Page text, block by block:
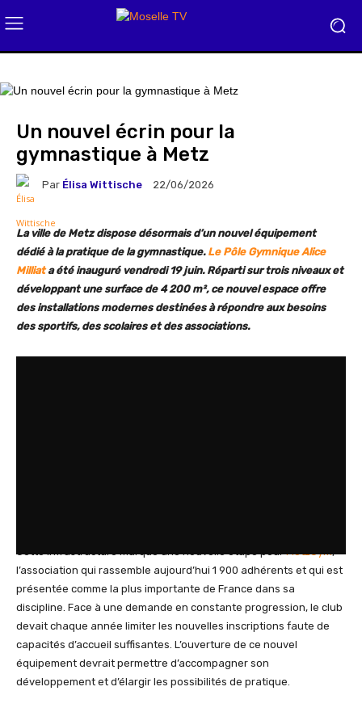
Un nouvel écrin pour la
gymnastique à Metz
Par Élisa Wittische 22/06/2026
La ville de Metz dispose désormais d’un nouvel équipement
dédié à la pratique de la gymnastique. Le Pôle Gymnique Alice
Milliata été inauguré vendredi 19 juin. Réparti sur trois niveaux et
développant une surface de 4 200 m², ce nouvel espace offre
des installations modernes destinées à répondre aux besoins
des sportifs, des scolaires et des associations.
l’association qui rassemble aujourd’hui 1 900 adhérents et qui est
présentée comme la plus importante de France dans sa
discipline. Face à une demande en constante progression, le club
devait chaque année limiter les nouvelles inscriptions faute de
capacités d’accueil suffisantes. L’ouverture de ce nouvel
équipement devrait permettre d’accompagner son
développement et d’élargir les possibilités de pratique.